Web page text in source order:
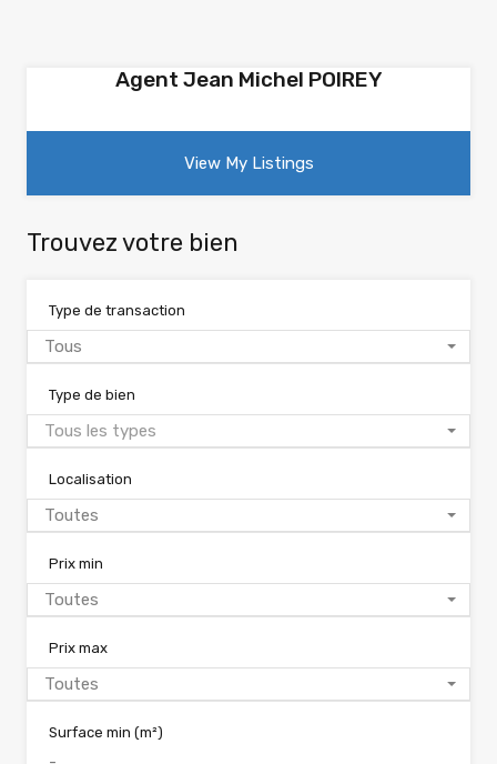
Agent Jean Michel POIREY
View My Listings
Trouvez votre bien
Type de transaction
Tous
Type de bien
Tous les types
Localisation
Toutes
Prix min
Toutes
Prix max
Toutes
Surface min (m²)